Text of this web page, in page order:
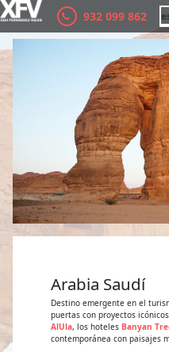
932 099 862
Arabia Saudí
Destino emergente en el
puertas con proyectos
AlUla, los hoteles Banyan
contemporánea con paisajes